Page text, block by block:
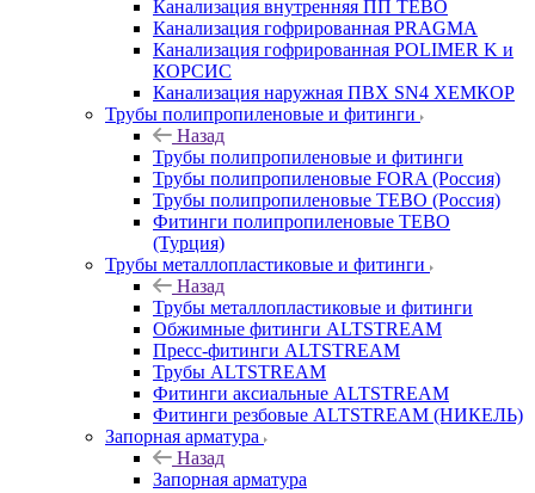
Канализация внутренняя ПП TEBO
Канализация гофрированная PRAGMA
Канализация гофрированная POLIMER K и
КОРСИС
Канализация наружная ПВХ SN4 ХЕМКОР
Трубы полипропиленовые и фитинги
Назад
Трубы полипропиленовые и фитинги
Трубы полипропиленовые FORA (Россия)
Трубы полипропиленовые TEBO (Россия)
Фитинги полипропиленовые TEBO
(Турция)
Трубы металлопластиковые и фитинги
Назад
Трубы металлопластиковые и фитинги
Обжимные фитинги ALTSTREAM
Пресс-фитинги ALTSTREAM
Трубы ALTSTREAM
Фитинги аксиальные ALTSTREAM
Фитинги резбовые ALTSTREAM (НИКЕЛЬ)
Запорная арматура
Назад
Запорная арматура